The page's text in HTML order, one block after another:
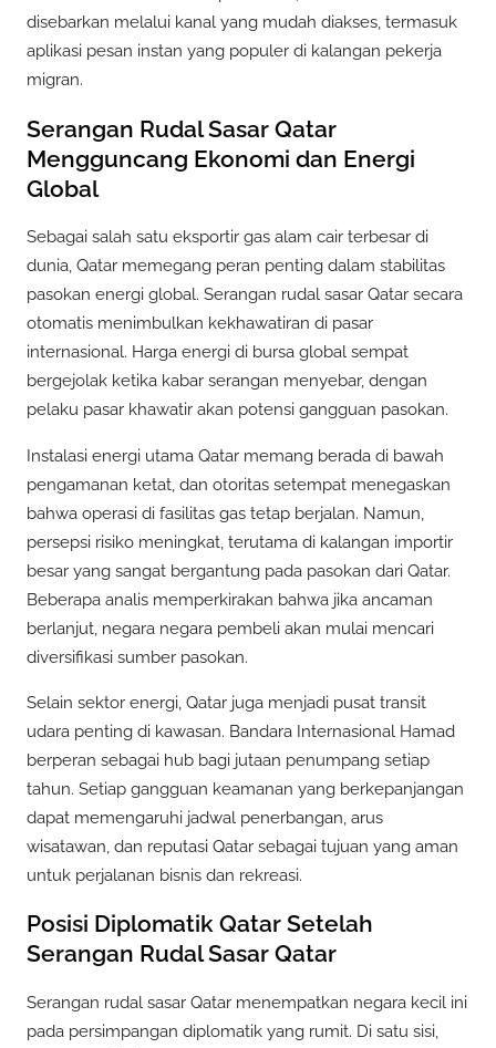
disebarkan melalui kanal yang mudah diakses, termasuk
aplikasi pesan instan yang populer di kalangan pekerja
migran.
Serangan Rudal Sasar Qatar
Mengguncang Ekonomi dan Energi
Global
Sebagai salah satu eksportir gas alam cair terbesar di
dunia, Qatar memegang peran penting dalam stabilitas
pasokan energi global. Serangan rudal sasar Qatar secara
otomatis menimbulkan kekhawatiran di pasar
internasional. Harga energi di bursa global sempat
bergejolak ketika kabar serangan menyebar, dengan
pelaku pasar khawatir akan potensi gangguan pasokan.
Instalasi energi utama Qatar memang berada di bawah
pengamanan ketat, dan otoritas setempat menegaskan
bahwa operasi di fasilitas gas tetap berjalan. Namun,
persepsi risiko meningkat, terutama di kalangan importir
besar yang sangat bergantung pada pasokan dari Qatar.
Beberapa analis memperkirakan bahwa jika ancaman
berlanjut, negara negara pembeli akan mulai mencari
diversifikasi sumber pasokan.
Selain sektor energi, Qatar juga menjadi pusat transit
udara penting di kawasan. Bandara Internasional Hamad
berperan sebagai hub bagi jutaan penumpang setiap
tahun. Setiap gangguan keamanan yang berkepanjangan
dapat memengaruhi jadwal penerbangan, arus
wisatawan, dan reputasi Qatar sebagai tujuan yang aman
untuk perjalanan bisnis dan rekreasi.
Posisi Diplomatik Qatar Setelah
Serangan Rudal Sasar Qatar
Serangan rudal sasar Qatar menempatkan negara kecil ini
pada persimpangan diplomatik yang rumit. Di satu sisi,